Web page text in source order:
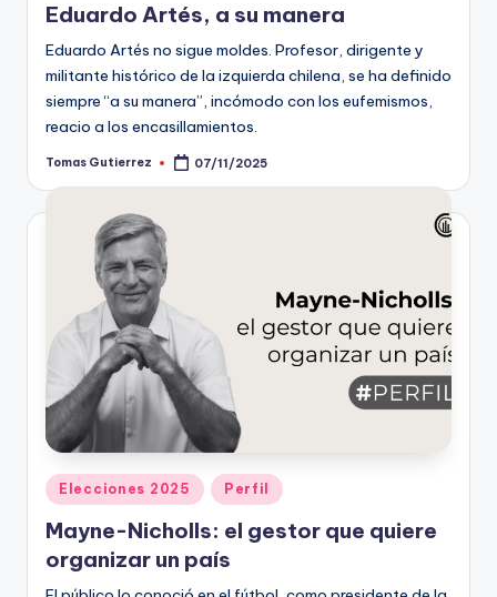
Eduardo Artés, a su manera
Eduardo Artés no sigue moldes. Profesor, dirigente y
militante histórico de la izquierda chilena, se ha definido
siempre “a su manera”, incómodo con los eufemismos,
reacio a los encasillamientos.
Publicado
Tomas Gutierrez 07/11/2025
Publicado
en
Elecciones 2025 Perfil
Mayne-Nicholls: el gestor que quiere
organizar un país